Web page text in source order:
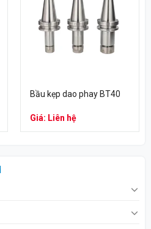
Bầu kẹp dao phay BT40
Giá: Liên hệ